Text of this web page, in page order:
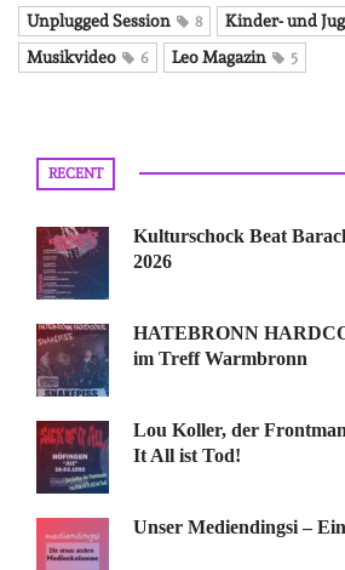
Unplugged Session 8 Kinder- und
Musikvideo 6 Leo Magazin 5
RECENT
Kulturschock Beat
2026
HATEBRONN
im Treff Warmbronn
Lou Koller, der
It All ist Tod!
Unser Mediendingsi –